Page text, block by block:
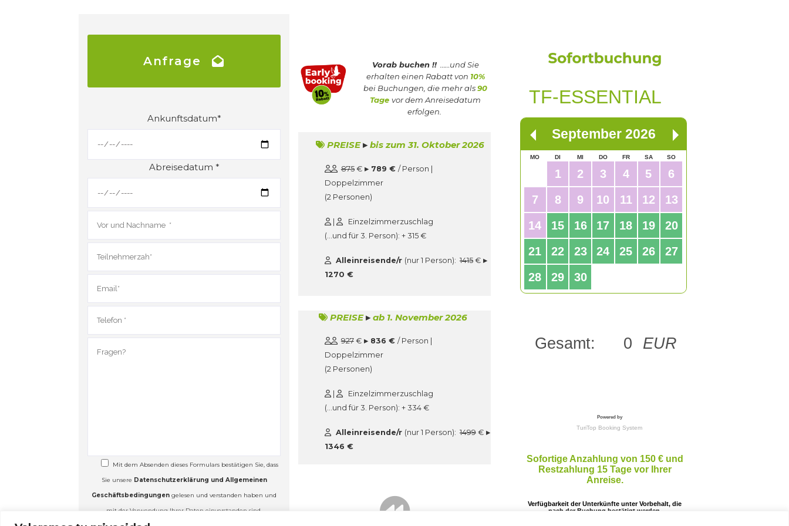
Anfrage
Ankunftsdatum*
Abreisedatum *
Mit dem Absenden dieses Formulars bestätigen Sie, dass
Sie unsere Datenschutzerklärung und Allgemeinen
Geschäftsbedingungen gelesen und verstanden haben und
mit der Verwendung Ihrer Daten einverstanden sind.
Vorab buchen !!……und Sie
erhalten einen Rabatt von 10%
bei Buchungen, die mehr als90
Tage vor dem Anreisedatum
erfolgen.
PREISE▸ bis zum 31. Oktober 2026
875€▸ 789 € / Person |
Doppelzimmer
(2 Personen)
|
Einzelzimmerzuschlag
(…und für 3. Person): + 315 €
Alleinreisende/r (nur 1 Person):1415€▸
1270 €
PREISE▸ ab 1. November 2026
927€▸ 836 € / Person |
Doppelzimmer
(2 Personen)
|
Einzelzimmerzuschlag
(…und für 3. Person): + 334 €
Alleinreisende/r (nur 1 Person):1499€▸
1346 €